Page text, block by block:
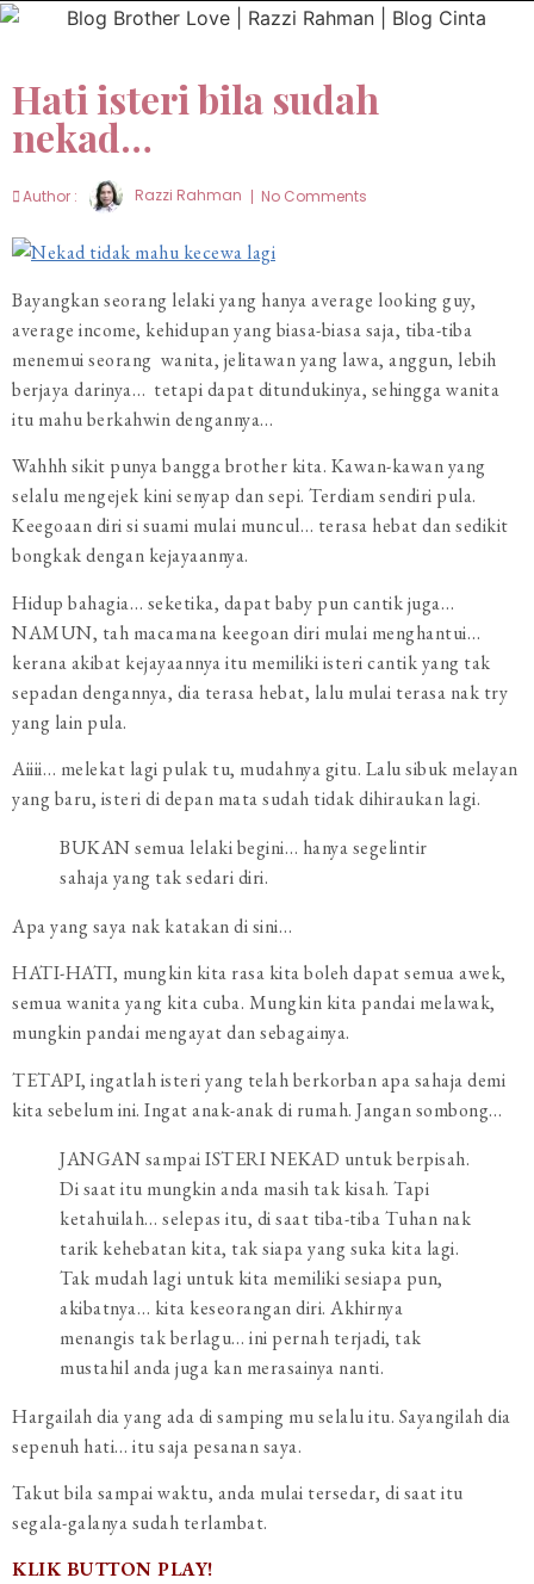
Hati isteri bila sudah
nekad…
Author : Razzi Rahman No Comments
Bayangkan seorang lelaki yang hanya average looking guy,
average income, kehidupan yang biasa-biasa saja, tiba-tiba
menemui seorang wanita, jelitawan yang lawa, anggun, lebih
berjaya darinya… tetapi dapat ditundukinya, sehingga wanita
itu mahu berkahwin dengannya…
Wahhh sikit punya bangga brother kita. Kawan-kawan yang
selalu mengejek kini senyap dan sepi. Terdiam sendiri pula.
Keegoaan diri si suami mulai muncul… terasa hebat dan sedikit
bongkak dengan kejayaannya.
Hidup bahagia… seketika, dapat baby pun cantik juga…
NAMUN, tah macamana keegoan diri mulai menghantui…
kerana akibat kejayaannya itu memiliki isteri cantik yang tak
sepadan dengannya, dia terasa hebat, lalu mulai terasa nak try
yang lain pula.
Aiiii… melekat lagi pulak tu, mudahnya gitu. Lalu sibuk melayan
yang baru, isteri di depan mata sudah tidak dihiraukan lagi.
BUKAN semua lelaki begini… hanya segelintir
sahaja yang tak sedari diri.
Apa yang saya nak katakan di sini…
HATI-HATI, mungkin kita rasa kita boleh dapat semua awek,
semua wanita yang kita cuba. Mungkin kita pandai melawak,
mungkin pandai mengayat dan sebagainya.
TETAPI, ingatlah isteri yang telah berkorban apa sahaja demi
kita sebelum ini. Ingat anak-anak di rumah. Jangan sombong…
JANGAN sampai ISTERI NEKAD untuk berpisah.
Di saat itu mungkin anda masih tak kisah. Tapi
ketahuilah… selepas itu, di saat tiba-tiba Tuhan nak
tarik kehebatan kita, tak siapa yang suka kita lagi.
Tak mudah lagi untuk kita memiliki sesiapa pun,
akibatnya… kita keseorangan diri. Akhirnya
menangis tak berlagu… ini pernah terjadi, tak
mustahil anda juga kan merasainya nanti.
Hargailah dia yang ada di samping mu selalu itu. Sayangilah dia
sepenuh hati… itu saja pesanan saya.
Takut bila sampai waktu, anda mulai tersedar, di saat itu
segala-galanya sudah terlambat.
KLIK BUTTON PLAY!